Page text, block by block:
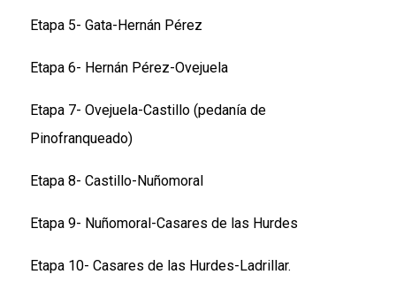
Etapa 5- Gata-Hernán Pérez
Etapa 6- Hernán Pérez-Ovejuela
Etapa 7- Ovejuela-Castillo (pedanía de
Pinofranqueado)
Etapa 8- Castillo-Nuñomoral
Etapa 9- Nuñomoral-Casares de las Hurdes
Etapa 10- Casares de las Hurdes-Ladrillar.